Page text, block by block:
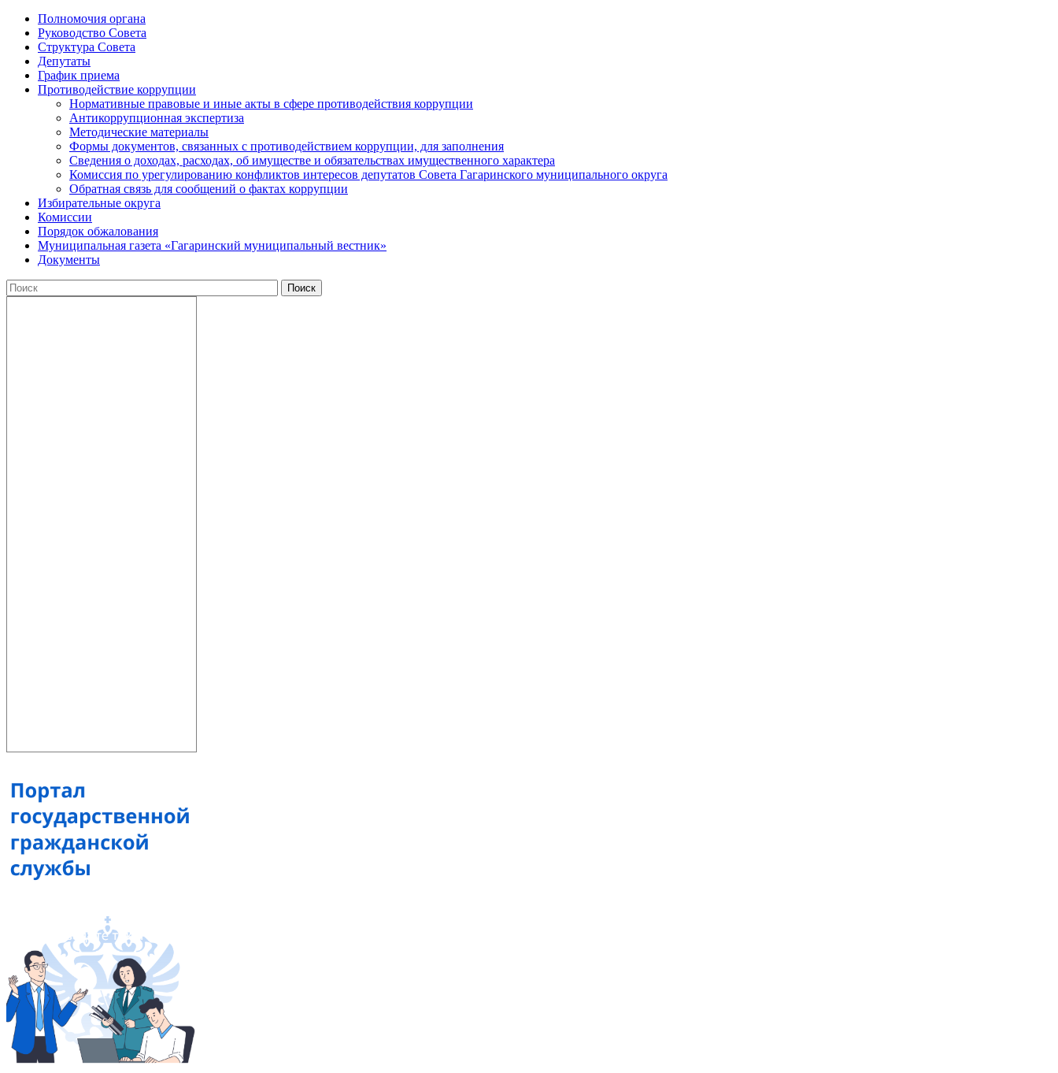
Полномочия органа
Руководство Совета
Структура Совета
Депутаты
График приема
Противодействие коррупции
Нормативные правовые и иные акты в сфере противодействия коррупции
Антикоррупционная экспертиза
Методические материалы
Формы документов, связанных с противодействием коррупции, для заполнения
Сведения о доходах, расходах, об имуществе и обязательствах имущественного характера
Комиссия по урегулированию конфликтов интересов депутатов Совета Гагаринского муниципального округа
Обратная связь для сообщений о фактах коррупции
Избирательные округа
Комиссии
Порядок обжалования
Муниципальная газета «Гагаринский муниципальный вестник»
Документы